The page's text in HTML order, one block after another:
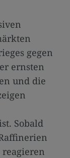
gegen
ernsten
und die
Sobald